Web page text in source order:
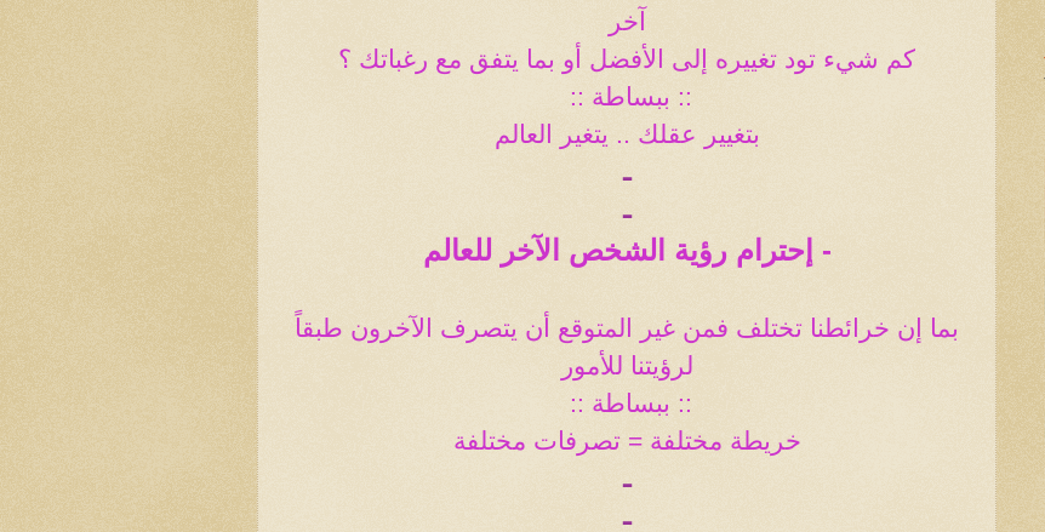
آخر
كم شيء تود تغييره إلى الأفضل أو بما يتفق مع رغباتك ؟
:: ببساطة ::
بتغيير عقلك .. يتغير العالم
ـ
ـ
- إحترام رؤية الشخص الآخر للعالم
بما إن خرائطنا تختلف فمن غير المتوقع أن يتصرف الآخرون طبقاً
لرؤيتنا للأمور
:: ببساطة ::
خريطة مختلفة = تصرفات مختلفة
ـ
ـ